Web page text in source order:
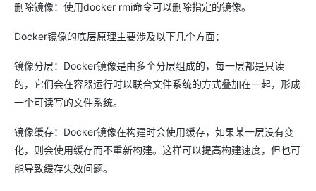
删除镜像：使用docker rmi命令可以删除指定的镜像。
Docker镜像的底层原理主要涉及以下几个方面：
镜像分层：Docker镜像是由多个分层组成的，每一层都是只读
的，它们会在容器运行时以联合文件系统的方式叠加在一起，形成
一个可读写的文件系统。
镜像缓存：Docker镜像在构建时会使用缓存，如果某一层没有变
化，则会使用缓存而不重新构建。这样可以提高构建速度，但也可
能导致缓存失效问题。